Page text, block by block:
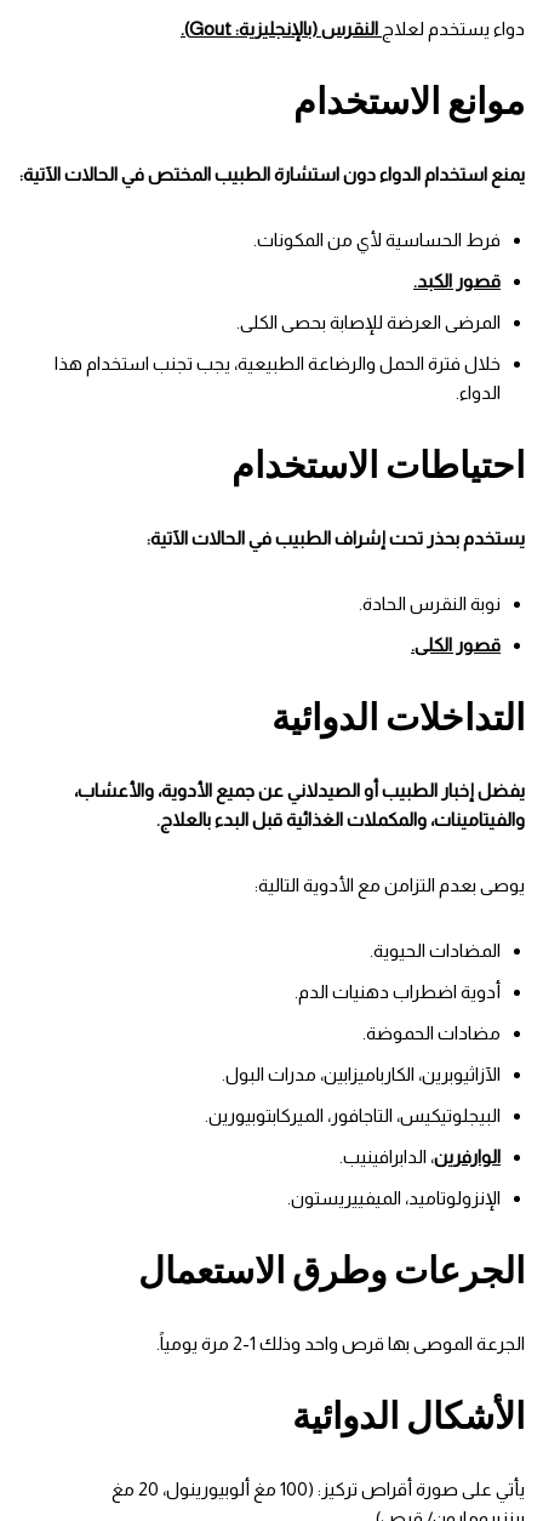
دواء يستخدم لعلاج النقرس (بالإنجليزية: Gout).
موانع الاستخدام
يمنع استخدام الدواء دون استشارة الطبيب المختص في الحالات الآتية:
فرط الحساسية لأي من المكونات.
قصور الكبد.
المرضى العرضة للإصابة بحصى الكلى.
خلال فترة الحمل والرضاعة الطبيعية، يجب تجنب استخدام هذا
الدواء.
احتياطات الاستخدام
يستخدم بحذر تحت إشراف الطبيب في الحالات الآتية:
نوبة النقرس الحادة.
قصور الكلى.
التداخلات الدوائية
يفضل إخبار الطبيب أو الصيدلاني عن جميع الأدوية، والأعشاب،
والفيتامينات، والمكملات الغذائية قبل البدء بالعلاج.
يوصى بعدم التزامن مع الأدوية التالية:
المضادات الحيوية.
أدوية اضطراب دهنيات الدم.
مضادات الحموضة.
الآزاثيوبرين، الكارباميزابين، مدرات البول.
البيجلوتيكيس، التاجافور، الميركابتوبيورين.
الوارفرين، الدابرافينيب.
الإنزولوتاميد، الميفييريستون.
الجرعات وطرق الاستعمال
الجرعة الموصى بها قرص واحد وذلك 1-2 مرة يومياً.
الأشكال الدوائية
يأتي على صورة أقراص تركيز: (100 مغ ألوبيورينول، 20 مغ